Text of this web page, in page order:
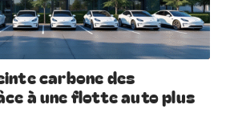
carbone des
à une flotte auto plus